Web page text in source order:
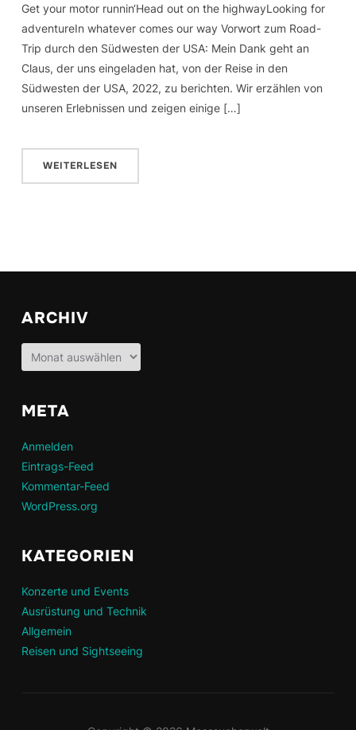
Get your motor runnin‘Head out on the highwayLooking for
adventureIn whatever comes our way Vorwort zum Road-
Trip durch den Südwesten der USA: Mein Dank geht an
Claus, der uns eingeladen hat, von der Reise in den
Südwesten der USA, 2022, zu berichten. Wir erzählen von
unseren Erlebnissen und zeigen einige […]
WEITERLESEN
ARCHIV
Archiv
META
Anmelden
Eintrags-Feed
Kommentar-Feed
WordPress.org
KATEGORIEN
Konzerte und Events
Ausrüstung und Technik
Allgemein
Reisen und Sightseeing